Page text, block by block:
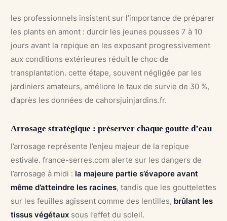
les professionnels insistent sur l’importance de préparer
les plants en amont : durcir les jeunes pousses 7 à 10
jours avant la repique en les exposant progressivement
aux conditions extérieures réduit le choc de
transplantation. cette étape, souvent négligée par les
jardiniers amateurs, améliore le taux de survie de 30 %,
d’après les données de cahorsjuinjardins.fr.
Arrosage stratégique : préserver chaque goutte d’eau
l’arrosage représente l’enjeu majeur de la repique
estivale. france-serres.com alerte sur les dangers de
l’arrosage à midi : la majeure partie s’évapore avant
même d’atteindre les racines, tandis que les gouttelettes
sur les feuilles agissent comme des lentilles, brûlant les
tissus végétaux sous l’effet du soleil.